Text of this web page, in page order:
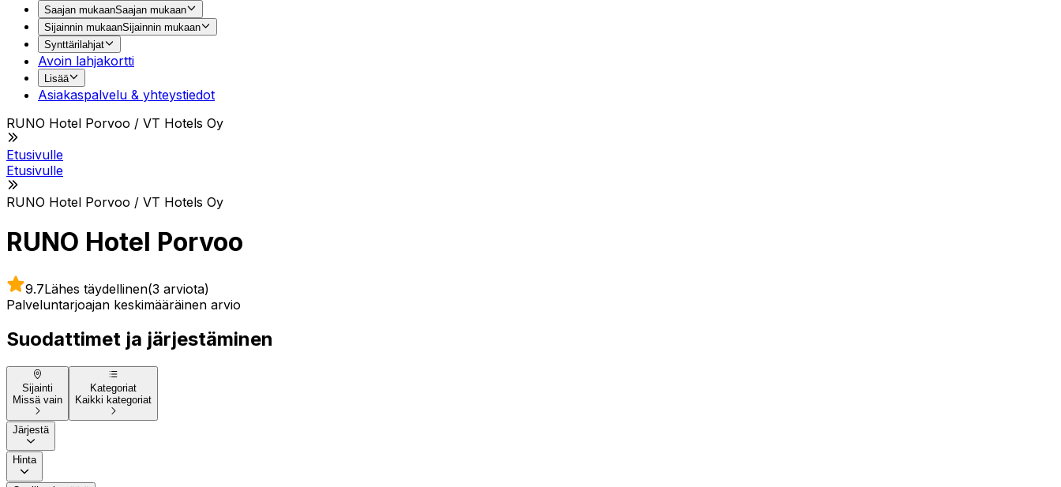
Saajan mukaanSaajan mukaan
Sijainnin mukaanSijainnin mukaan
Synttärilahjat
Avoin lahjakortti
Lisää
Asiakaspalvelu & yhteystiedot
RUNO Hotel Porvoo / VT Hotels Oy
Etusivulle
Etusivulle
RUNO Hotel Porvoo / VT Hotels Oy
RUNO Hotel Porvoo
9.7Lähes täydellinen(3 arviota)
Palveluntarjoajan keskimääräinen arvio
Suodattimet ja järjestäminen
Sijainti
Missä vain
Kategoriat
Kaikki kategoriat
Järjestä
Hinta